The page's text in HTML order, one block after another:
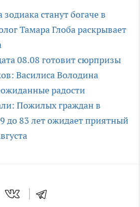
зодиака станут богаче в
Тамара Глоба раскрывает
08.08 готовит сюрпризы
Василиса Володина
радости
Пожилых граждан в
до 83 лет ожидает приятный